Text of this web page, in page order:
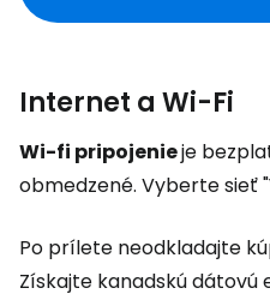
Internet a Wi-Fi
Wi-fi pripojenieje
obmedzené. Vyberte sieť
Po prílete neodkladajte
Získajte kanadskú